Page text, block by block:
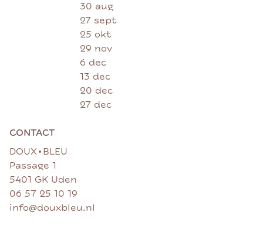
30 aug
27 sept
25 okt
29 nov
6 dec
13 dec
20 dec
27 dec
CONTACT
DOUX • BLEU
Passage 1
5401 GK Uden
06 57 25 10 19
info@douxbleu.nl